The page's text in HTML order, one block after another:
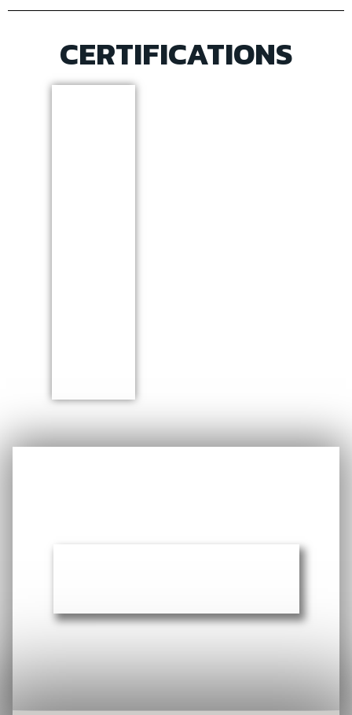
CERTIFICATIONS